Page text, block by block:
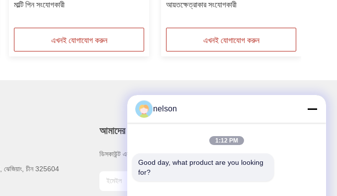
মাল্টি পিন সংযোগকারী
এখনই যোগাযোগ করুন
আয়তক্ষেত্রাকার সংযোগকারী
এখনই যোগাযোগ করুন
ঝেজিয়াং, চীন 325604
আমাদের নিউজলেটার
ডিসকাউন্ট এবং আরো জন্য আমাদের নিউজলেটার সদস্যতা.
nelson
1:12 PM
Good day, what product are you looking
for?